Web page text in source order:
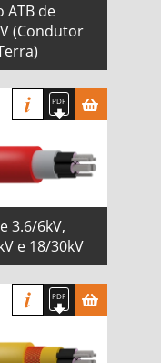
ATB de
(Condutor
3.6/6kV,
e 18/30kV